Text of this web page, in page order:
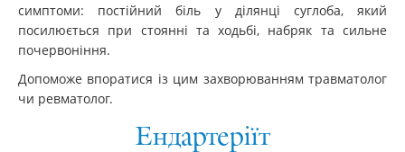
симптоми: постійний біль у ділянці суглоба, який
посилюється при стоянні та ходьбі, набряк та сильне
почервоніння.
Допоможе впоратися із цим захворюванням травматолог
чи ревматолог.
Ендартеріїт